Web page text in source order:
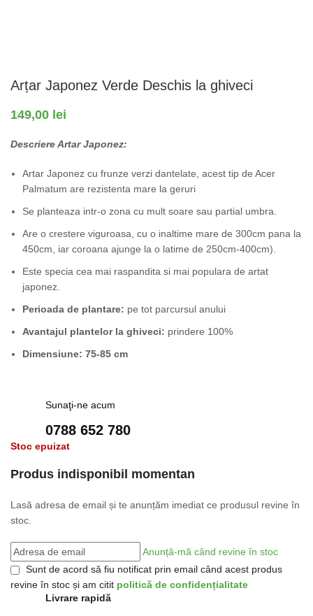
Arțar Japonez Verde Deschis la ghiveci
149,00 lei
Descriere Artar Japonez:
Artar Japonez cu frunze verzi dantelate, acest tip de Acer
Palmatum are rezistenta mare la geruri
Se planteaza intr-o zona cu mult soare sau partial umbra.
Are o crestere viguroasa, cu o inaltime mare de 300cm pana la
450cm, iar coroana ajunge la o latime de 250cm-400cm).
Este specia cea mai raspandita si mai populara de artat
japonez.
Perioada de plantare: pe tot parcursul anului
Avantajul plantelor la ghiveci: prindere 100%
Dimensiune: 75-85 cm
Sunaţi-ne acum
0788 652 780
Stoc epuizat
Produs indisponibil momentan
Lasă adresa de email și te anunțăm imediat ce produsul revine în
stoc.
Anunță-mă când revine în stoc
Sunt de acord să fiu notificat prin email când acest produs
revine în stoc și am citit politică de confidențialitate
Livrare rapidă